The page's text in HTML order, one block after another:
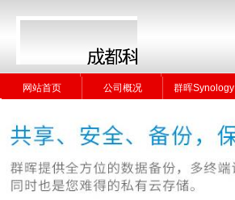
网站首页 公司概况 群晖Synology
网站首页 公司概况 群晖Synology